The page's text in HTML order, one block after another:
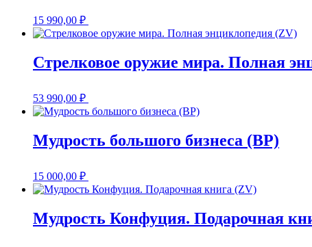
15 990,00 ₽
Стрелковое оружие мира. Полная
53 990,00 ₽
Мудрость большого бизнеса (BP)
15 000,00 ₽
Мудрость Конфуция. Подарочная